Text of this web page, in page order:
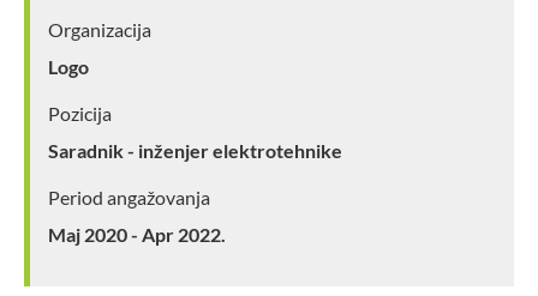
Organizacija
Logo
Pozicija
Saradnik - inženjer elektrotehnike
Period angažovanja
Maj 2020 - Apr 2022.